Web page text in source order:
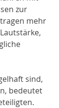
zur
mehr
sind,
bedeutet